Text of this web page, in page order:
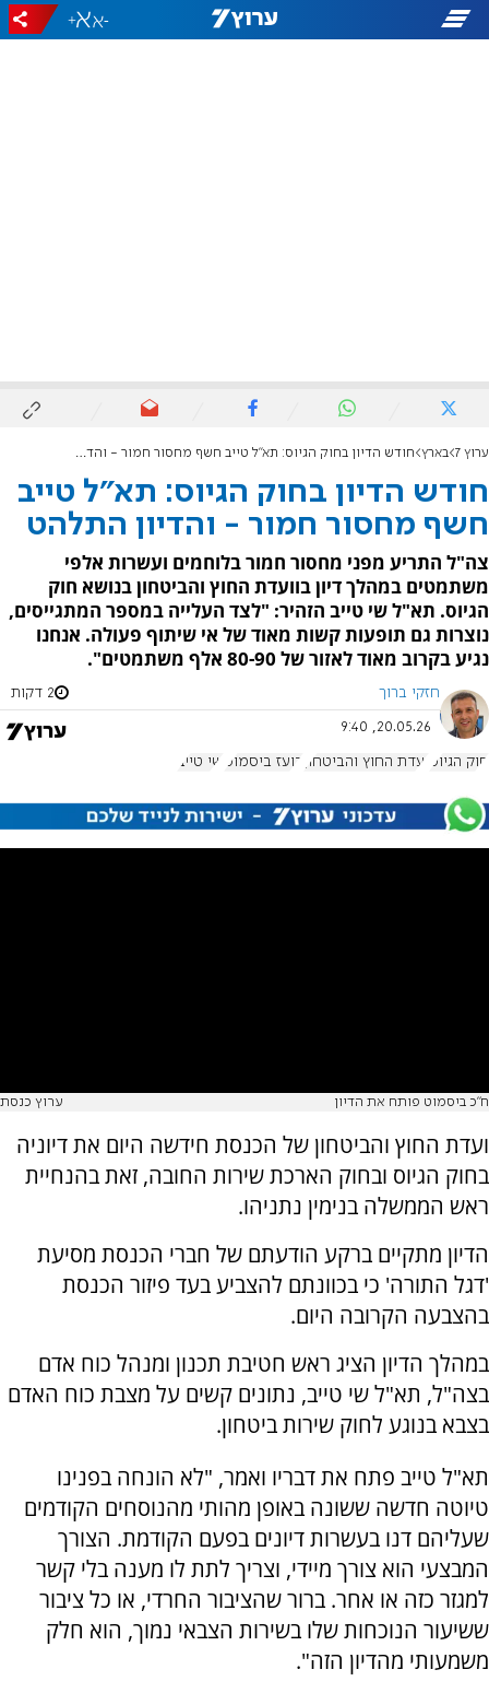
-
+
ערוץ 7 בארץ חודש הדיון בחוק הגיוס: תא"ל טייב חשף מחסור חמור - והדיון התלהט
חודש הדיון בחוק הגיוס: תא"ל טייב
חשף מחסור חמור - והדיון התלהט
צה"ל התריע מפני מחסור חמור בלוחמים ועשרות אלפי
משתמטים במהלך דיון בוועדת החוץ והביטחון בנושא חוק
הגיוס. תא"ל שי טייב הזהיר: "לצד העלייה במספר המתגייסים,
נוצרות גם תופעות קשות מאוד של אי שיתוף פעולה. אנחנו
נגיע בקרוב מאוד לאזור של 80-90 אלף משתמטים".
חזקי ברוך 2 דקות
20.05.26, 9:40
חוק הגיוס ועדת החוץ והביטחון בועז ביסמוט שי טייב
ח"כ ביסמוט פותח את הדיון ערוץ כנסת
ועדת החוץ והביטחון של הכנסת חידשה היום את דיוניה
בחוק הגיוס ובחוק הארכת שירות החובה, זאת בהנחיית
ראש הממשלה בנימין נתניהו.
הדיון מתקיים ברקע הודעתם של חברי הכנסת מסיעת
'דגל התורה' כי בכוונתם להצביע בעד פיזור הכנסת
בהצבעה הקרובה היום.
במהלך הדיון הציג ראש חטיבת תכנון ומנהל כוח אדם
בצה"ל, תא"ל שי טייב, נתונים קשים על מצבת כוח האדם
בצבא בנוגע לחוק שירות ביטחון.
תא"ל טייב פתח את דבריו ואמר, "לא הונחה בפנינו
טיוטה חדשה ששונה באופן מהותי מהנוסחים הקודמים
שעליהם דנו בעשרות דיונים בפעם הקודמת. הצורך
המבצעי הוא צורך מיידי, וצריך לתת לו מענה בלי קשר
למגזר כזה או אחר. ברור שהציבור החרדי, או כל ציבור
ששיעור הנוכחות שלו בשירות הצבאי נמוך, הוא חלק
משמעותי מהדיון הזה".